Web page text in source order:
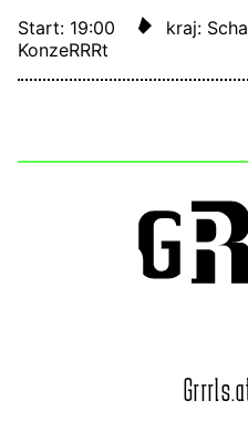
Start: 19:00 kraj:
KonzeRRRt